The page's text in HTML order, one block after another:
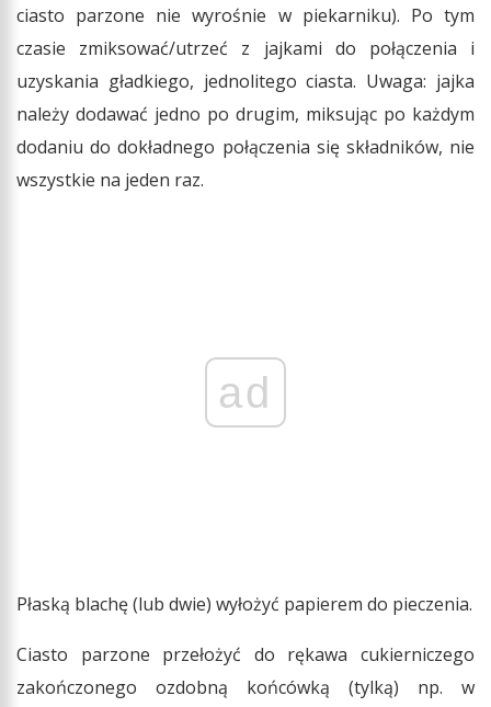
ciasto parzone nie wyrośnie w piekarniku). Po tym
czasie zmiksować/utrzeć z jajkami do połączenia i
uzyskania gładkiego, jednolitego ciasta. Uwaga: jajka
należy dodawać jedno po drugim, miksując po każdym
dodaniu do dokładnego połączenia się składników, nie
wszystkie na jeden raz.
ad
Płaską blachę (lub dwie) wyłożyć papierem do pieczenia.
Ciasto parzone przełożyć do rękawa cukierniczego
zakończonego ozdobną końcówką (tylką) np. w